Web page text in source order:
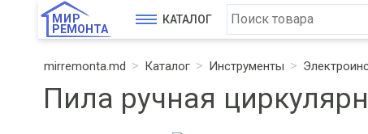
МИР
РЕМОНТА
КАТАЛОГ
mirremonta.md Каталог Инструменты
Пила ручная